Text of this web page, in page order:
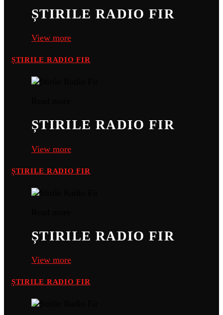
ȘTIRILE RADIO FIR
View more
ȘTIRILE RADIO FIR
ȘTIRILE RADIO FIR
View more
ȘTIRILE RADIO FIR
ȘTIRILE RADIO FIR
View more
ȘTIRILE RADIO FIR